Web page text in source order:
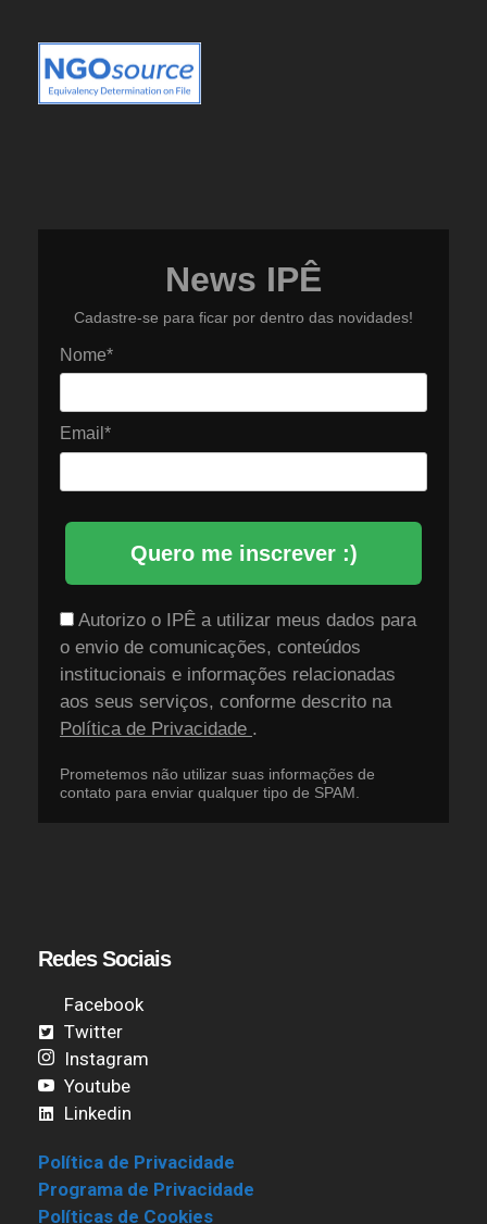
News IPÊ
Cadastre-se para ficar por dentro das novidades!
Nome*
Email*
Quero me inscrever :)
Autorizo o IPÊ a utilizar meus dados para
o envio de comunicações, conteúdos
institucionais e informações relacionadas
aos seus serviços, conforme descrito na
Política de Privacidade .
Prometemos não utilizar suas informações de
contato para enviar qualquer tipo de SPAM.
Redes Sociais
Facebook
Twitter
Instagram
Youtube
Linkedin
Política de Privacidade
Programa de Privacidade
Políticas de Cookies